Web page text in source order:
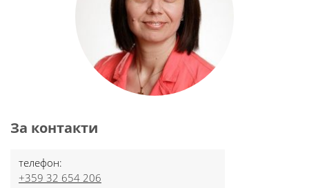
За контакти
телефон:
+359 32 654 206